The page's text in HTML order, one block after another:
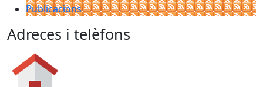
Publicacions
Adreces i telèfons